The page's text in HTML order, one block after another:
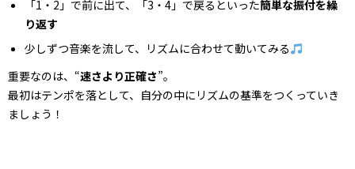
「1・2」で前に出て、「3・4」で戻るといった簡単な振付を繰
り返す
少しずつ音楽を流して、リズムに合わせて動いてみる
重要なのは、“速さより正確さ”。
最初はテンポを落として、自分の中にリズムの基準をつくっていき
ましょう！